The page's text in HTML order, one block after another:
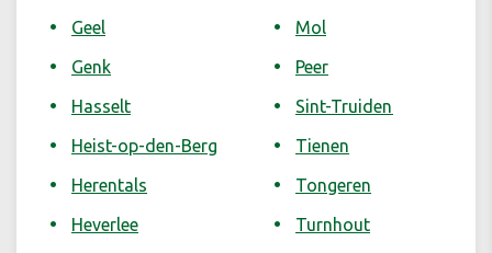
Geel
Genk
Hasselt
Heist-op-den-Berg
Herentals
Heverlee
Mol
Peer
Sint-Truiden
Tienen
Tongeren
Turnhout